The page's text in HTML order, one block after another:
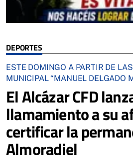
DEPORTES
ESTE DOMINGO A PARTIR DE
MUNICIPAL “MANUEL DELGADO
El Alcázar CFD
llamamiento a su
certificar la
Almoradiel